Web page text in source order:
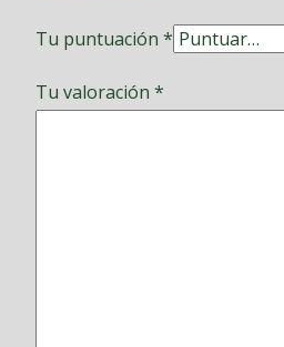
Tu puntuación *
Tu valoración *